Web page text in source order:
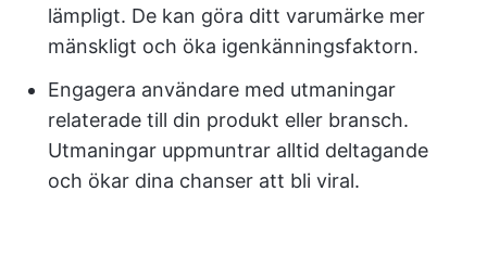
lämpligt. De kan göra ditt varumärke mer
mänskligt och öka igenkänningsfaktorn.
Engagera användare med utmaningar
relaterade till din produkt eller bransch.
Utmaningar uppmuntrar alltid deltagande
och ökar dina chanser att bli viral.